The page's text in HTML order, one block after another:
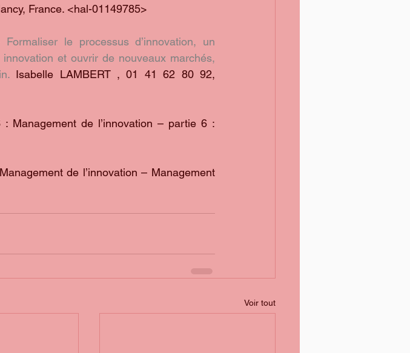
France. <hal-01149785>
le processus d’innovation, un
et ouvrir de nouveaux marchés,
Isabelle LAMBERT , 01 41 62 80 92,
Management de l’innovation – partie 6 :
de l’innovation – Management
Voir tout